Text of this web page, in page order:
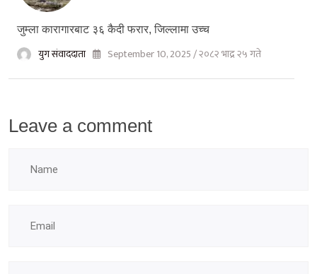
जुम्ला कारागारबाट ३६ कैदी फरार, जिल्लामा उच्च
युग संवाददाता September 10, 2025 / २०८२ भाद्र २५ गते
Leave a comment